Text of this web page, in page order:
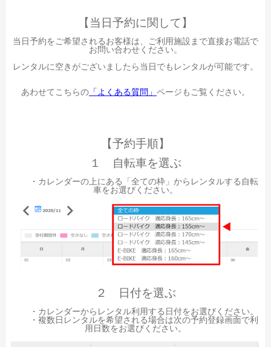
【当日予約に関して】
当日予約をご希望されるお客様は、ご利用施設まで直接お電話で
お問い合わせください。
レンタルに空きがございましたら当日でもレンタルが可能です。
あわせてこちらの 「よくある質問」 ページもご覧ください。
【予約手順】
１ 自転車を選ぶ
・カレンダーの上にある「全ての枠」からレンタルする自転
車をお選びください。
２ 日付を選ぶ
・カレンダーからレンタル利用する日付をお選びください。
・複数日レンタルを希望される場合は次の予約登録画面で利
用日数をお選びください。